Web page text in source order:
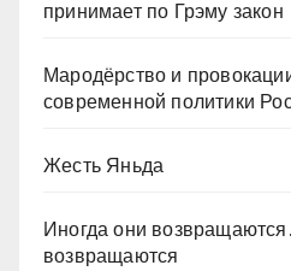
принимает по Грэму закон
Мародёрство и
современной политики
Жесть Яньда
Иногда они
возвращаются